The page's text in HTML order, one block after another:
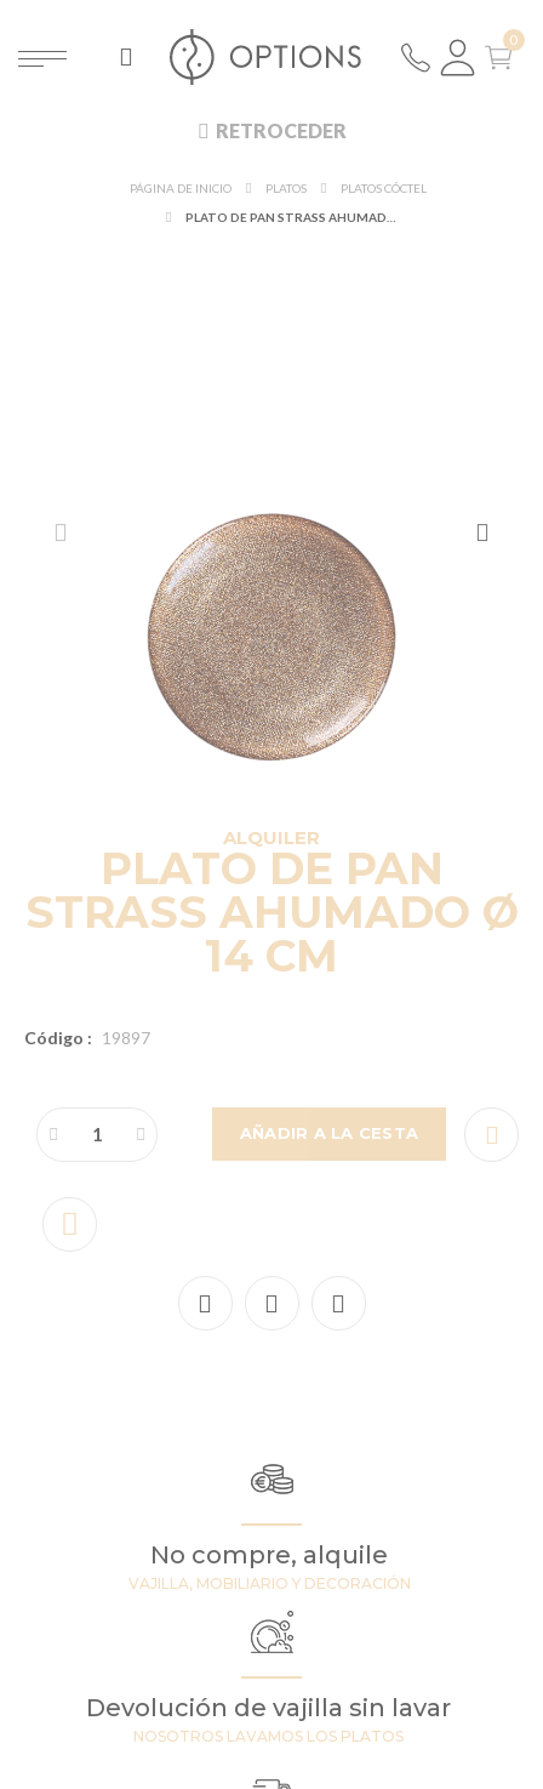
RETROCEDER
PÁGINA DE INICIO PLATOS
PLATOS CÓCTEL
ALQUILER
PLATO DE PAN
STRASS AHUMADO Ø
14 CM
Código : 19897
AÑADIR A LA CESTA
No compre, alquile
VAJILLA, MOBILIARIO Y DECORACIÓN
Devolución de vajilla sin lavar
NOSOTROS LAVAMOS LOS PLATOS